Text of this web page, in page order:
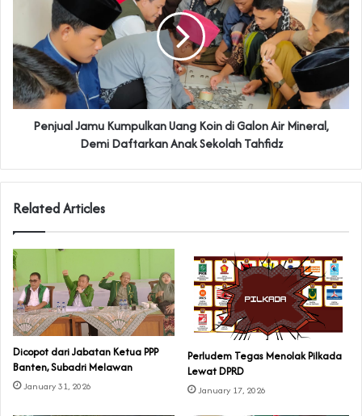
Penjual Jamu Kumpulkan Uang Koin di Galon Air Mineral,
Demi Daftarkan Anak Sekolah Tahfidz
Related Articles
Dicopot dari Jabatan Ketua PPP
Banten, Subadri Melawan
January 31, 2026
Perludem Tegas Menolak Pilkada
Lewat DPRD
January 17, 2026